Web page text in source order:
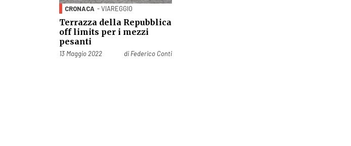
CRONACA - VIAREGGIO
Terrazza della Repubblica
off limits per i mezzi
pesanti
Pubblicato il
13 Maggio 2022 di Federico Conti